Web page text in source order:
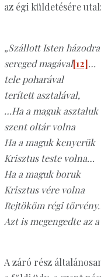
az égi küldetésére utal:
„Szállott Isten házodra
sereged magával[12]…
tele poharával
terített asztalával,
…Ha a maguk asztaluk
szent oltár volna
Ha a maguk kenyerük
Krisztus teste volna…
Ha a maguk boruk
Krisztus vére volna
Rejtököm régi
Azt is megengedte az
A záró rész